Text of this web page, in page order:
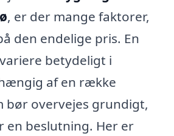
, er der mange faktorer,
den endelige pris. En
betydeligt i
af en række
bør overvejes grundigt,
beslutning. Her er